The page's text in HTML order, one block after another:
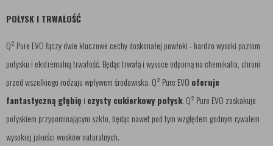
POŁYSK I TRWAŁOŚĆ
Q² Pure EVO łączy dwie kluczowe cechy doskonałej powłoki - bardzo wysoki poziom
połysku i ekstremalną trwałość. Będąc trwałą i wysoce odporną na chemikalia, chroni
przed wszelkiego rodzaju wpływem środowiska. Q² Pure EVO oferuje
fantastyczną głębię i czysty cukierkowy połysk. Q² Pure EVO zaskakuje
połyskiem przypominającym szkło, będąc nawet pod tym względem godnym rywalem
wysokiej jakości wosków naturalnych.